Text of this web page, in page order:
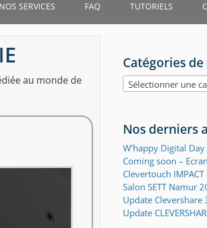
NOS SERVICES FAQ TUTORIELS
au monde de
Catégories
Sélectionner une
Nos derniers
W’happy Digital Day
Coming soon –
Clevertouch IMPACT
Salon SETT Namur
Update Clevershare
Update